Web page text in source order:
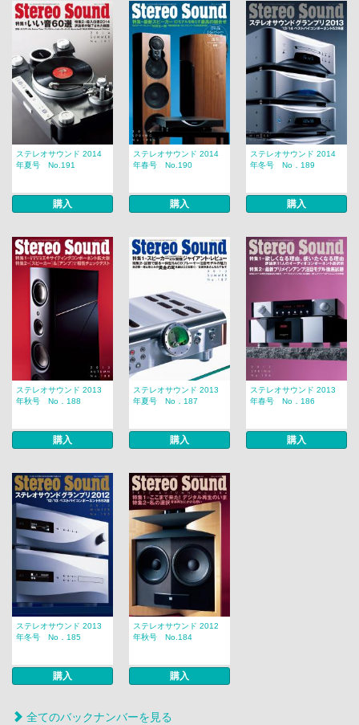
ステレオサウンド 2014
年夏号 No.191
購入
ステレオサウンド 2014
年春号 No.190
購入
ステレオサウンド 2014
年冬号 No．189
購入
ステレオサウンド 2013
年秋号 No．188
購入
ステレオサウンド 2013
年夏号 No．187
購入
ステレオサウンド 2013
年春号 No．186
購入
ステレオサウンド 2013
年冬号 No．185
購入
ステレオサウンド 2012
年秋号 No.184
購入
全てのバックナンバーを見る